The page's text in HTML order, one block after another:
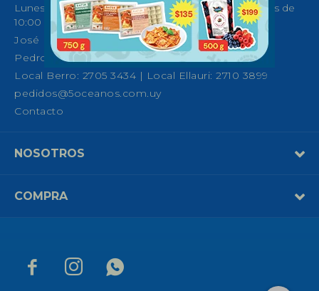
  
Lunes a Sábados de 08:30 a 21:00 horas y Domingos de
10:00 a 14:00
José Ellauri 558, Montevideo
Pedro Fco. Berro 1039, Montevideo
Local Berro: 2705 3434 | Local Ellauri: 2710 3899
pedidos@5oceanos.com.uy
Contacto
NOSOTROS
COMPRA